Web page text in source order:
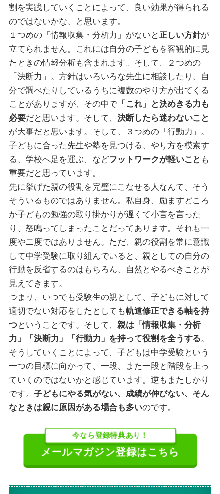
割を実践していくことによって、良い効果が得られる
のではないかな、と思います。
１つめの「情報収集・分析力」がないと 正しい方針が
立てられません。これには自分の子どもを客観的に見
たときの情報分析も含まれます。そして、２つめの
「決断力」。方針はいろいろな先生に相談したり、自
分で調べたりしているうちに複数のやり方が出てくる
ことがありますが、その中で「これ」と決めきる力も
必要だと思います。そして、 決断したら迷わないこと
が大事だと思います。そして、３つめの「行動力」。
子どもに合った先生や塾を見つける、やり方を模索す
る、学校へ足を運ぶ、などフットワークが軽いこと も
重要だと思っています。
先に挙げた親の役割を完璧にこなせる人なんて、そう
そういるものではありません。私自身、励ますどころ
か子どもの勉強の取り掛かりが遅くて小言を言った
り、怒鳴ってしまったことだってあります。それも一
度や二度ではありません。ただ、親の役割を常に意識
して中学受験に取り組んでいると、親としての自分の
行動を反省するのはもちろん、自然とやるべきことが
見えてきます。
つまり、いつでも受験生の親として、子どもに対して
適切でない対応をしたとしても軌道修正できる軸を持
つということです。そして、 親は「情報収集・分析
力」「決断力」「行動力」を持って役割を全うする。
そうしていくことによって、子どもは中学受験という
一つの目標に向かって、一段、また一段と階段を上っ
ていくのではないかと感じています。逆もまたしかり
です。 子どもにやる気がない、成績が伸びない、そん
なときは親に原因がある場合も多いのです。
今なら登録特典あり！
メールマガジン登録はこちら